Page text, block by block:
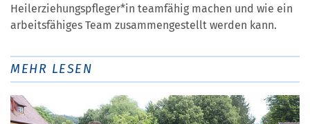
Heilerziehungspfleger*in teamfähig machen und wie ein
arbeitsfähiges Team zusammengestellt werden kann.
MEHR LESEN